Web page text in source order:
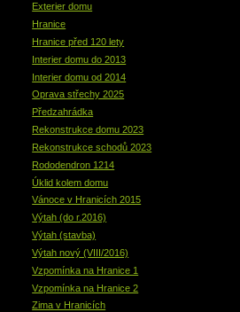
Exterier domu
Hranice
Hranice před 120 lety
Interier domu do 2013
Interier domu od 2014
Oprava střechy 2025
Předzahrádka
Rekonstrukce domu 2023
Rekonstrukce schodů 2023
Rododendron 1214
Úklid kolem domu
Vánoce v Hranicích 2015
Výtah (do r.2016)
Výtah (stavba)
Výtah nový (VIII/2016)
Vzpomínka na Hranice 1
Vzpomínka na Hranice 2
Zima v Hranicích